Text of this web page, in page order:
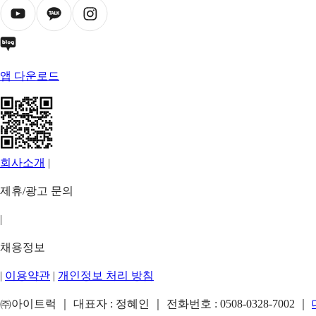
앱 다운로드
회사소개 |
제휴/광고 문의
|
채용정보
| 이용약관 | 개인정보 처리 방침
㈜아이트럭 ｜ 대표자 : 정혜인 ｜ 전화번호 : 0508-0328-7002